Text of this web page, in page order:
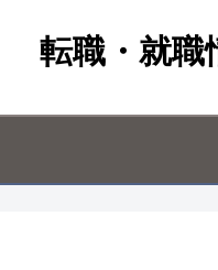
転職・就